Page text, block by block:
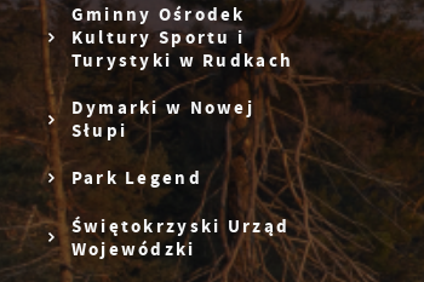
Gminny Ośrodek
Kultury Sportu i
Turystyki w Rudkach
Dymarki w Nowej
Słupi
Park Legend
Świętokrzyski Urząd
Wojewódzki